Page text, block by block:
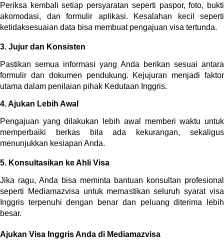
Periksa kembali setiap persyaratan seperti paspor, foto, bukti
akomodasi, dan formulir aplikasi. Kesalahan kecil seperti
ketidaksesuaian data bisa membuat pengajuan visa tertunda.
3. Jujur dan Konsisten
Pastikan semua informasi yang Anda berikan sesuai antara
formulir dan dokumen pendukung. Kejujuran menjadi faktor
utama dalam penilaian pihak Kedutaan Inggris.
4. Ajukan Lebih Awal
Pengajuan yang dilakukan lebih awal memberi waktu untuk
memperbaiki berkas bila ada kekurangan, sekaligus
menunjukkan kesiapan Anda.
5. Konsultasikan ke Ahli Visa
Jika ragu, Anda bisa meminta bantuan konsultan profesional
seperti Mediamazvisa untuk memastikan seluruh syarat visa
Inggris terpenuhi dengan benar dan peluang diterima lebih
besar.
Ajukan Visa Inggris Anda di Mediamazvisa